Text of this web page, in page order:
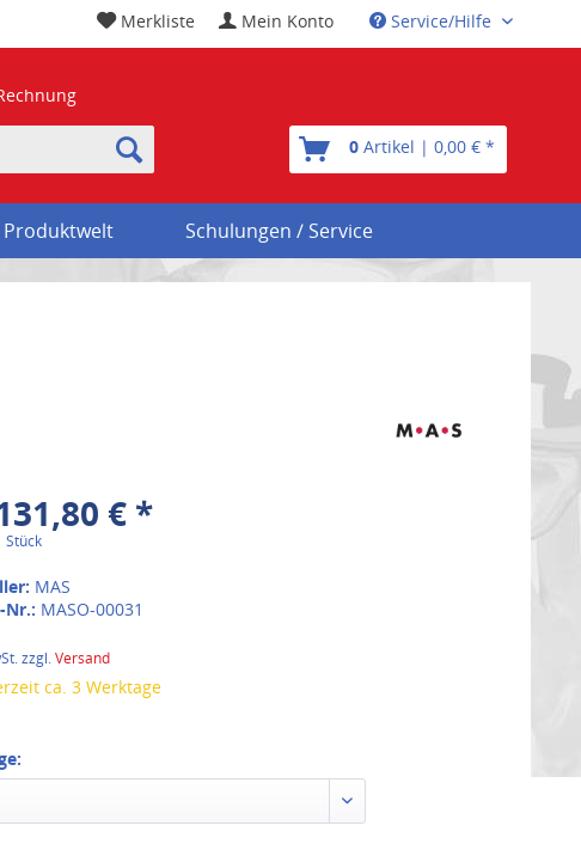
Service/Hilfe
Mein Konto
Merkliste
0 Artikel | 0,00 € *
Produktwelt Schulungen / Service
€ *
Stück
MAS
MASO-00031
zzgl.Versand
ca. 3 Werktage